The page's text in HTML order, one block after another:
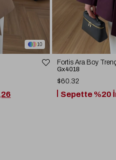
10
Fortis Ara Boy
Gx4018
$60.32
Sepette %20